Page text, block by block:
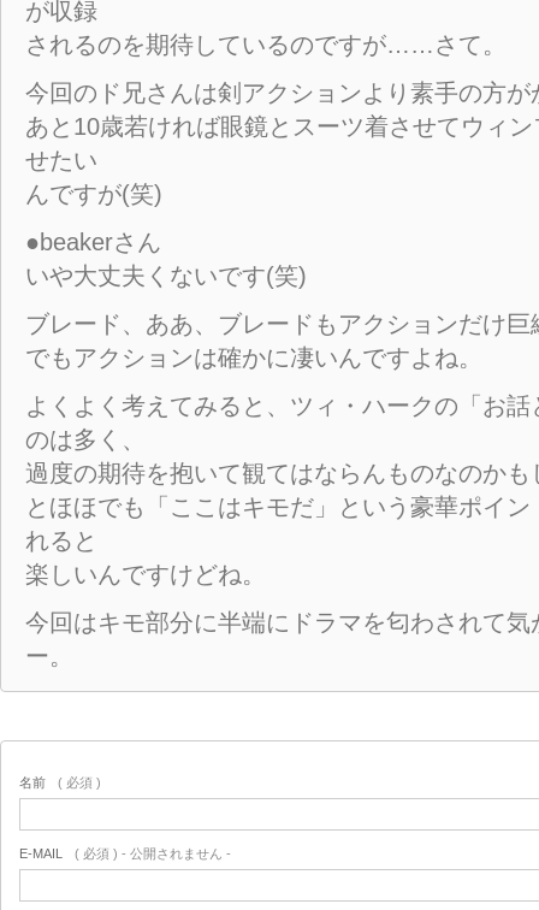
が収録
されるのを期待しているのですが……さて。
今回のド兄さんは剣アクションより素手の方
あと10歳若ければ眼鏡とスーツ着させてウィ
せたい
んですが(笑)
●beakerさん
いや大丈夫くないです(笑)
ブレード、ああ、ブレードもアクションだけ
でもアクションは確かに凄いんですよね。
よくよく考えてみると、ツィ・ハークの「お
のは多く、
過度の期待を抱いて観てはならんものなのか
とほほでも「ここはキモだ」という豪華ポイ
れると
楽しいんですけどね。
今回はキモ部分に半端にドラマを匂わされて
ー。
名前 ( 必須 )
E-MAIL ( 必須 ) - 公開されません -